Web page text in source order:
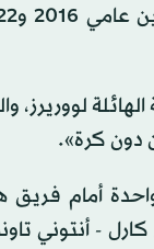
لووريرز،
دون كرة».
كارل -